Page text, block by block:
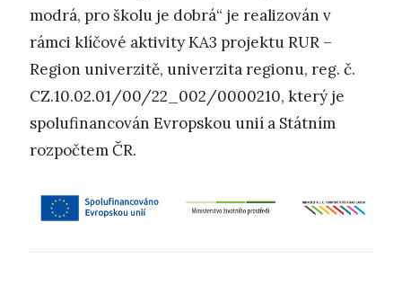
modrá, pro školu je dobrá“ je realizován v
rámci klíčové aktivity KA3 projektu RUR –
Region univerzitě, univerzita regionu, reg. č.
CZ.10.02.01/00/22_002/0000210, který je
spolufinancován Evropskou unií a Státním
rozpočtem ČR.